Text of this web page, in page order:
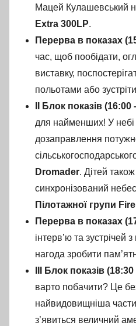
Мацей Кулашевський
Extra 300LP.
Перерва в показах
час, щоб пообідати,
виставку,
польотами або
II Блок показів (16:00
для найменших! У небі
дозаправлення
Dromader. Дітей
синхронізований
Пілотажної групи
Перерва в показах
інтерв’ю та зустрічей
нагода зробити
III Блок показів
варто побачити? Це
найвидовищніша
з’явиться величний